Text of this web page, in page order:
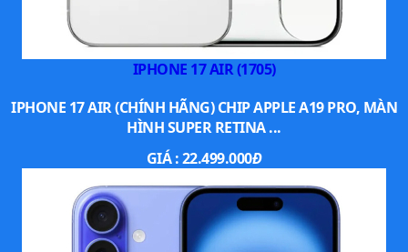
Với điểm nhấn đặc biệt đến từ việc máy có thể điều chỉnh
khả năng xóa phông ngay trên bức ảnh từ khẩu độ f/1.4
đến f/16 mà bạn mong muốn sau khi chụp.
IPHONE 17 AIR (1705)
IPHONE 17 AIR (CHÍNH HÃNG) CHIP APPLE A19 PRO, MÀN
HÌNH SUPER RETINA ...
GIÁ :22.499.000Đ